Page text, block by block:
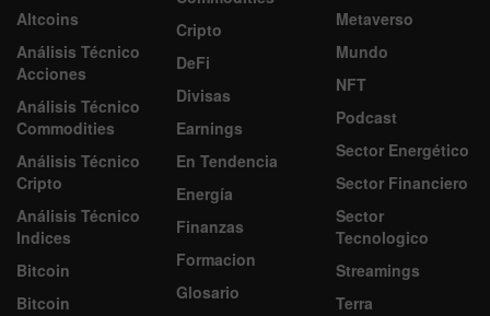
Altcoins
Análisis Técnico
Acciones
Análisis Técnico
Commodities
Análisis Técnico
Cripto
Análisis Técnico
Indices
Bitcoin
Bitcoin
Cripto
DeFi
Divisas
Earnings
En Tendencia
Energía
Finanzas
Formacion
Glosario
Metaverso
Mundo
NFT
Podcast
Sector Energético
Sector Financiero
Sector
Tecnologico
Streamings
Terra